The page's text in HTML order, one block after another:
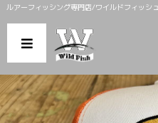
ルアーフィッシング専門店/ワイルドフィッシ